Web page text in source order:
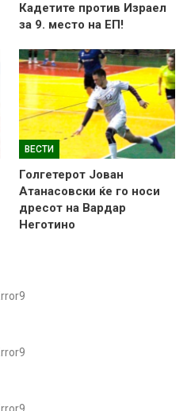
Кадетите против Израел
за 9. место на ЕП!
ВЕСТИ
Голгетерот Јован
Атанасовски ќе го носи
дресот на Вардар
Неготино